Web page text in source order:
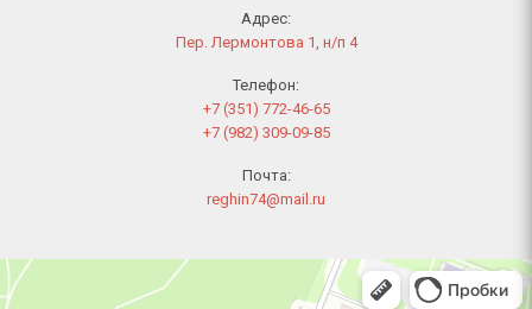
Адрес:
Пер. Лермонтова 1, н/п 4
Телефон:
+7 (351) 772-46-65
+7 (982) 309-09-85
Почта:
reghin74@mail.ru
Челябинск
Переулок Лермонтова, 1 — Яндекс Карты